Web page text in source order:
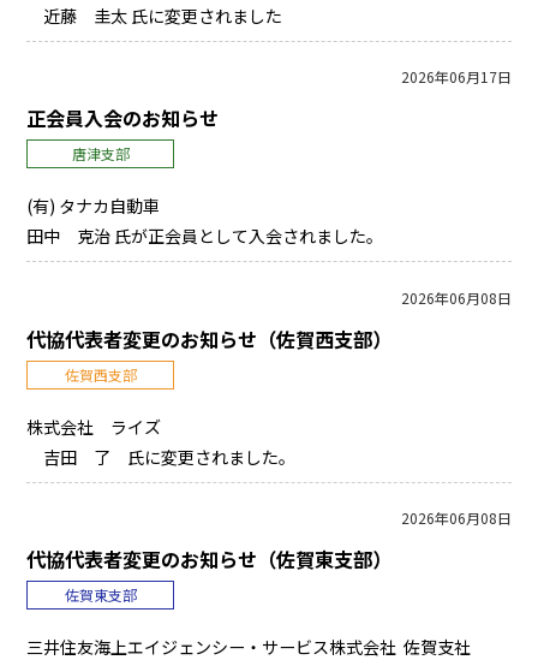
近藤 圭太 氏に変更されました
2026年06月17日
正会員入会のお知らせ
唐津支部
(有) タナカ自動車
田中 克治 氏が正会員として入会されました。
2026年06月08日
代協代表者変更のお知らせ（佐賀西支部）
佐賀西支部
株式会社 ライズ
吉田 了 氏に変更されました。
2026年06月08日
代協代表者変更のお知らせ（佐賀東支部）
佐賀東支部
三井住友海上エイジェンシー・サービス株式会社 佐賀支社